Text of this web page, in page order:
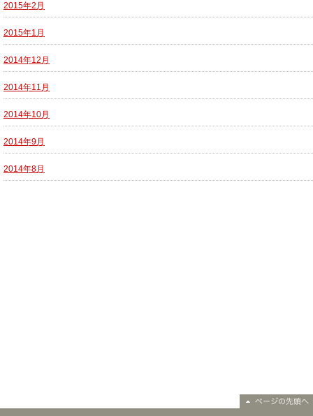
2015年2月
2015年1月
2014年12月
2014年11月
2014年10月
2014年9月
2014年8月